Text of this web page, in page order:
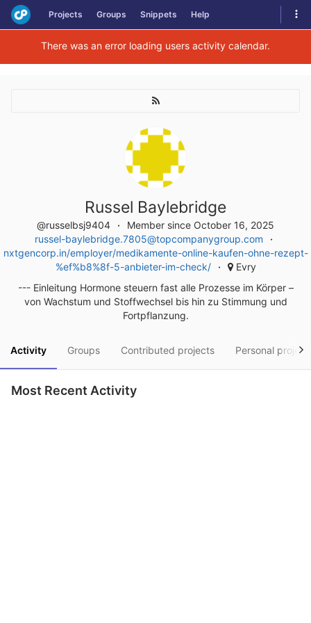
Skip
to
content
Projects Groups Snippets Help
There was an error loading users activity calendar.
Russel Baylebridge
@russelbsj9404
Member since October 16, 2025
russel-baylebridge.7805@topcompanygroup.com
nxtgencorp.in/employer/medikamente-online-kaufen-ohne-rezept-
%ef%b8%8f-5-anbieter-im-check/
Evry
--- Einleitung Hormone steuern fast alle Prozesse im Körper –
von Wachstum und Stoffwechsel bis hin zu Stimmung und
Fortpflanzung.
Activity Groups Contributed projects Personal
Most Recent Activity